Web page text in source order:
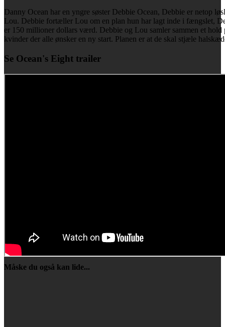
Danny Ocean har en yngre søster Debbie Ocean, Debbie er netop
Lou. Debbie fortæller Lou om en plan hun har lagt inde i fængslet,
er 150 millioner dollars værd. Debbie og Lou samler sammen et hold
kvinder der alle ønsker en ny start. Planen er at de skal stjæle
Se Ocean's Eight trailer
Måske du også kan lide...